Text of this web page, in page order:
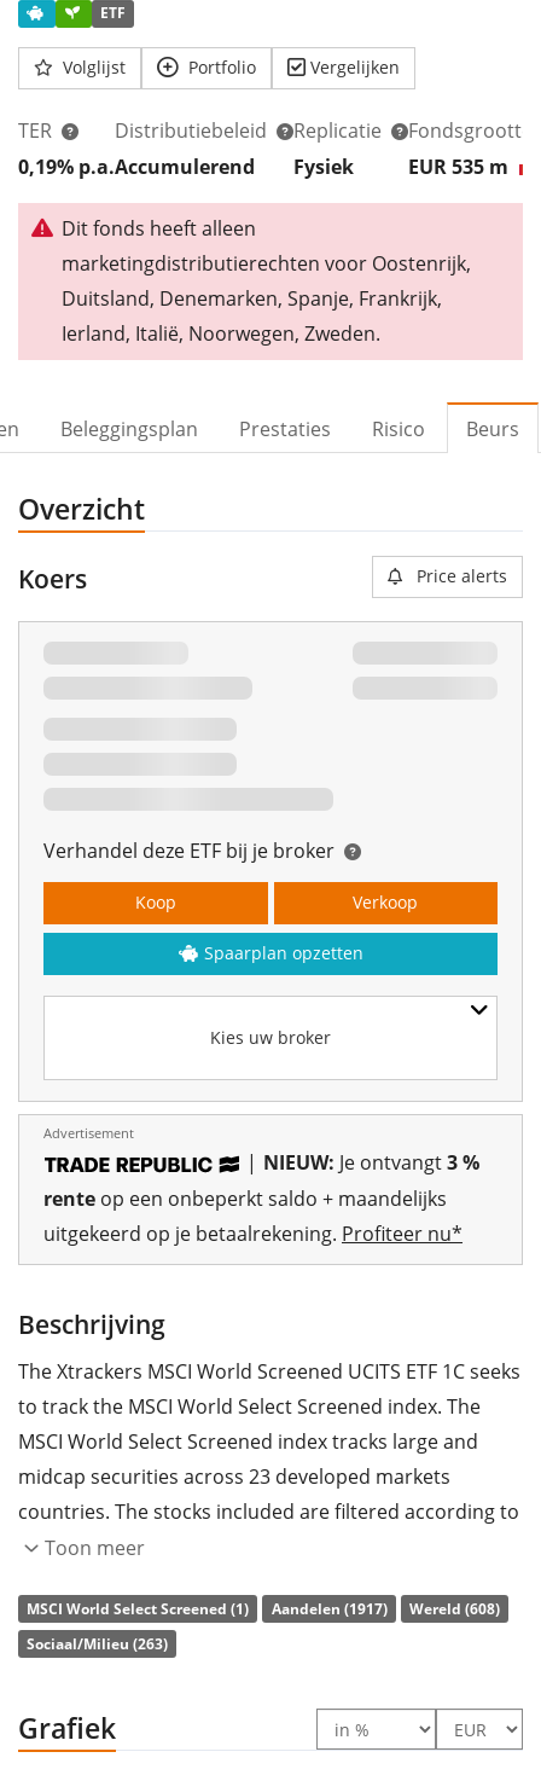
ETF
Volglijst Portfolio Vergelijken
TER
0,19% p.a.
Distributiebeleid
Accumulerend
Replicatie
Fysiek
Fondsgrootte
EUR 535 m
Dit fonds heeft alleen
marketingdistributierechten voor Oostenrijk,
Duitsland, Denemarken, Spanje, Frankrijk,
Ierland, Italië, Noorwegen, Zweden.
Beleggingsplan Prestaties Risico Beurs
Overzicht
Koers Price alerts
Verhandel deze ETF bij je broker
Kies uw broker
Koop Verkoop
Spaarplan opzetten
Advertisement
| NIEUW: Je ontvangt3 %
rente op een onbeperkt saldo + maandelijks
uitgekeerd op je betaalrekening. Profiteer nu*
Beschrijving
The Xtrackers MSCI World Screened UCITS ETF 1C seeks
to track the MSCI World Select Screened index. The
MSCI World Select Screened index tracks large and
midcap securities across 23 developed markets
countries. The stocks included are filtered according to
ESG criteria (environmental, social and corporate
controversial weapons, tobacco, thermal coal, oil
sands, non-compliance with UN Global Compact.
reduction in carbon emission intensity relative to its
parent index (MSCI World).
Toon meer
MSCI World Select Screened (1) Aandelen (1917)
Wereld (608)
Sociaal/Milieu (263)
Grafiek